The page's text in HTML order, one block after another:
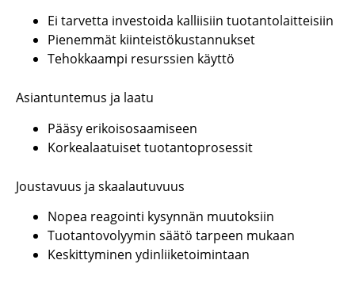
Ei tarvetta investoida kalliisiin tuotantolaitteisiin
Pienemmät kiinteistökustannukset
Tehokkaampi resurssien käyttö
Asiantuntemus ja laatu
Pääsy erikoisosaamiseen
Korkealaatuiset tuotantoprosessit
Joustavuus ja skaalautuvuus
Nopea reagointi kysynnän muutoksiin
Tuotantovolyymin säätö tarpeen mukaan
Keskittyminen ydinliiketoimintaan